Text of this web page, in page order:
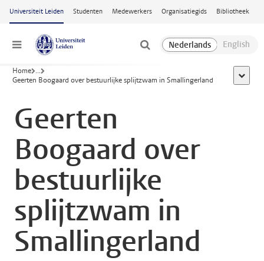
Ga naar hoofdinhoud
Universiteit Leiden Studenten Medewerkers Organisatiegids Bibliotheek
Menu
Home ...
Geerten Boogaard over bestuurlijke splijtzwam in Smallingerland
toon
Geerten
Boogaard over
bestuurlijke
splijtzwam in
Smallingerland